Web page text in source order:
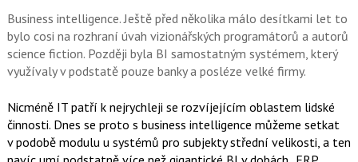
í
l
í
l
e
j
t
F
a
e
b
í
e
i
Business intelligence. Ještě před několika málo desítkami let to
bylo cosi na rozhraní úvah vizionářských programátorů a autorů
science fiction. Později byla BI samostatným systémem, který
využívaly v podstatě pouze banky a posléze velké firmy.
Nicméně IT patří k nejrychleji se rozvíjejícím oblastem lidské
činnosti. Dnes se proto s business intelligence můžeme setkat
v podobě modulu u systémů pro subjekty střední velikosti, a ten